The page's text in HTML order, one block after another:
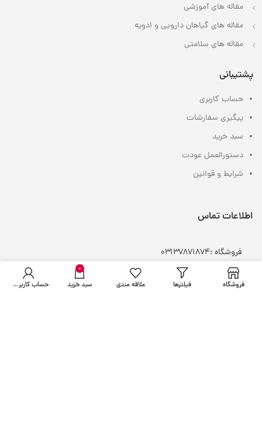
مقاله های آموزشی
مقاله های گیاهان دارویی و ادویه
مقاله های سلامتی
پشتیبانی
حساب کاربری
پیگیری سفارشات
سبد خرید
دستورالعمل عودت
شرایط و قوانین
اطلاعات تماس
فروشگاه :03137871874
واتساپ : 0 9132134404
انبار : 0
9100151453
ایمیل : info@hamdarddaru.com
فروشگاه فیلترها علاقه مندی
0
سبد خرید حساب کاربری من